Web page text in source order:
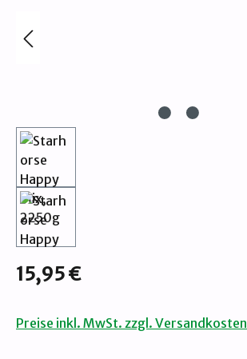
Regulärer Preis:
15,95 €
Preise inkl. MwSt. zzgl. Versandkosten